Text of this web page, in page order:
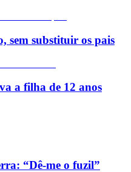
sem substituir os pais
a filha de 12 anos
“Dê-me o fuzil”